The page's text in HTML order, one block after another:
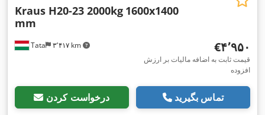
Tata ۳٬۴۱۷ km
Kraus H20-23 2000kg 1600x1400
mm
‎€۴٬۹۵۰
قیمت ثابت به اضافه مالیات بر ارزش
افزوده
درخواست کردن تماس بگیرید